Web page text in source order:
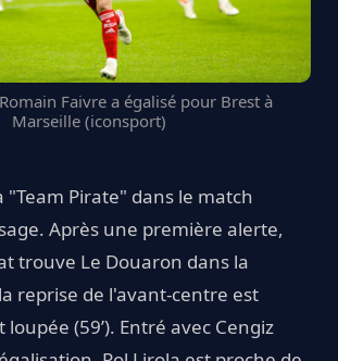
Faivre a égalisé pour Brest à
Marseille (iconsport)
"Team Pirate" dans le match
Après une première alerte,
trouve Le Douaron dans la
reprise de l'avant-centre est
(59’). Entré avec Cengiz